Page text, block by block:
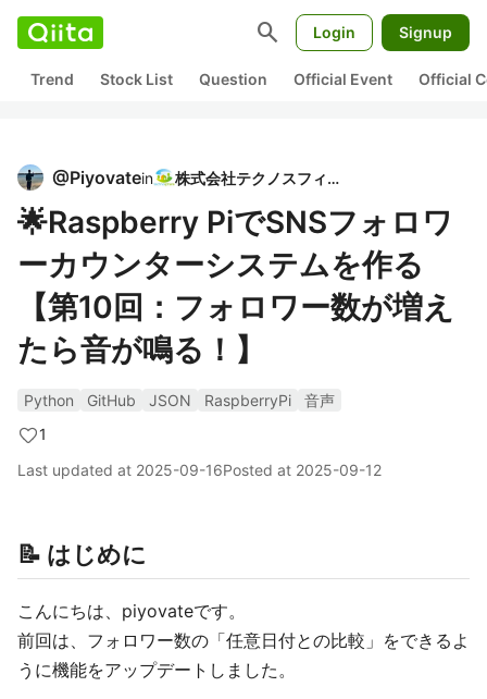
search Login Signup
Trend Stock List Question Official Event Official
@Piyovatein 株式会社テクノスフィア
🌟Raspberry PiでSNSフォロワ
ーカウンターシステムを作る
【第10回：フォロワー数が増え
たら音が鳴る！】
Python GitHub JSON RaspberryPi
音声
1
Last updated at 2025-09-16Posted at 2025-09-12
📝 はじめに
こんにちは、piyovateです。
前回は、フォロワー数の「任意日付との比較」をできるよ
うに機能をアップデートしました。